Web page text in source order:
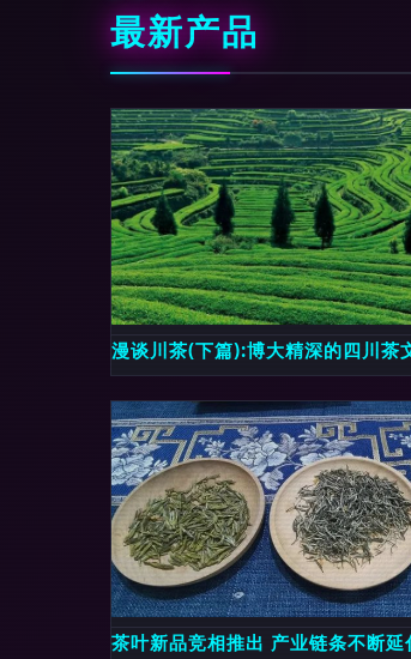
最新产品
漫谈川茶(下篇):博大精深的四川
茶叶新品竞相推出 产业链条不断